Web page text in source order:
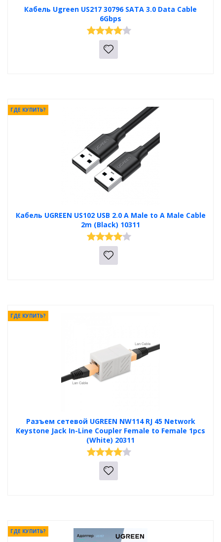
Кабель Ugreen US217 30796 SATA 3.0 Data Cable
6Gbps
Кабель UGREEN US102 USB 2.0 A Male to A Male Cable
2m (Black) 10311
ГДЕ КУПИТЬ?
Разъем сетевой UGREEN NW114 RJ 45 Network
Keystone Jack In-Line Coupler Female to Female 1pcs
(White) 20311
ГДЕ КУПИТЬ?
ГДЕ КУПИТЬ?